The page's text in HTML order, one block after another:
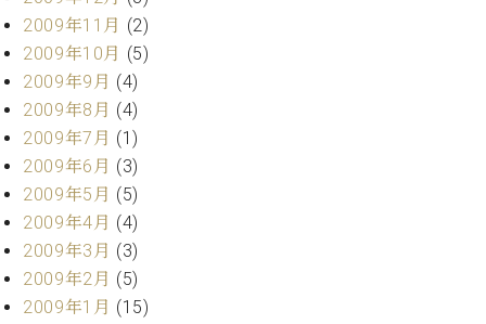
2009年11月 (2)
2009年10月 (5)
2009年9月 (4)
2009年8月 (4)
2009年7月 (1)
2009年6月 (3)
2009年5月 (5)
2009年4月 (4)
2009年3月 (3)
2009年2月 (5)
2009年1月 (15)